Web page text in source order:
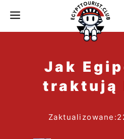
MENU
Jak
traktują
Zaktualizowane: